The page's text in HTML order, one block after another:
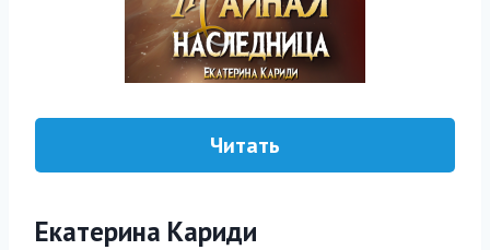
Читать
Екатерина Кариди